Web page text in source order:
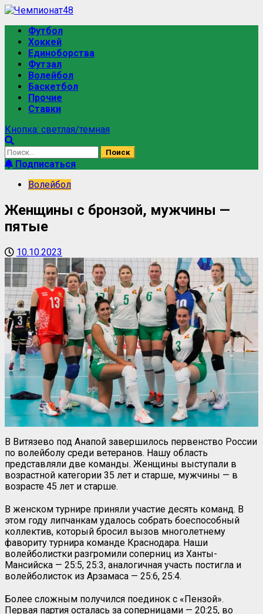
Футбол
Хоккей
Единоборства
Футзал
Волейбол
Баскетбол
Прочие
Ставки
Кнопка: светлая/темная
Подписаться
Волейбол
Женщины с бронзой, мужчины —
пятые
10.10.2023
В Витязево под Анапой завершилось первенство России
по волейболу среди ветеранов. Нашу область
представляли две команды. Женщины выступали в
возрастной категории 35 лет и старше, мужчины — в
возрасте 45 лет и старше.
В женском турнире приняли участие десять команд. В
этом году липчанкам удалось собрать боеспособный
коллектив, который бросил вызов многолетнему
фавориту турнира команде Краснодара. Наши
волейболистки разгромили соперниц из Ханты-
Мансийска — 25:5, 25:3, аналогичная участь постигла и
волейболисток из Арзамаса — 25:6, 25:4.
Более сложным получился поединок с «Пензой».
Первая партия осталась за соперницами — 20:25, во